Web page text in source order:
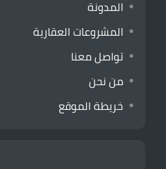
المدونة
المشروعات العقارية
تواصل معنا
من نحن
خريطة الموقع